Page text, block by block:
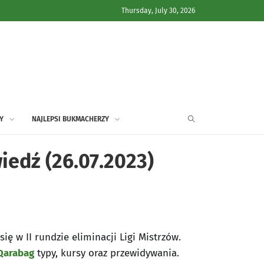
Thursday, July 30, 2026
NAJLEPSI BUKMACHERZY
(26.07.2023)
w II rundzie eliminacji Ligi Mistrzów.
typy, kursy oraz przewidywania.